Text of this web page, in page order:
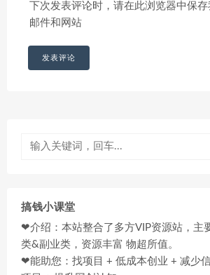
下次发表评论时，请在此浏览器中保
邮件和网站
搞钱小课堂
❤介绍：本站整合了多方VIP资源站，主
类&副业类，资源丰富 物超所值。
❤能助您：找项目 + 低成本创业 + 减少